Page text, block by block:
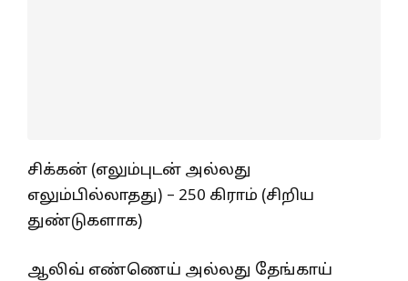
சிக்கன் (எலும்புடன் அல்லது
எலும்பில்லாதது) – 250 கிராம் (சிறிய
துண்டுகளாக)
ஆலிவ் எண்ணெய் அல்லது தேங்காய்